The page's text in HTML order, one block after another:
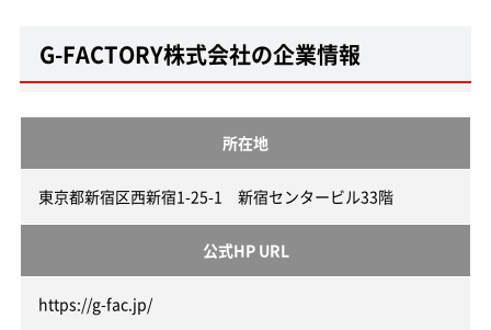
G-FACTORY株式会社の企業情報
所在地
東京都新宿区西新宿1-25-1 新宿センタービル33階
公式HP URL
https://g-fac.jp/